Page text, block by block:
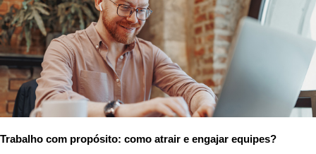
Trabalho com propósito: como atrair e engajar equipes?